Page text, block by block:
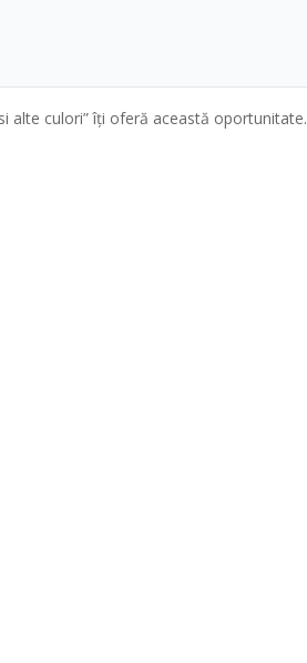
alte culori” îți oferă această oportunitate.